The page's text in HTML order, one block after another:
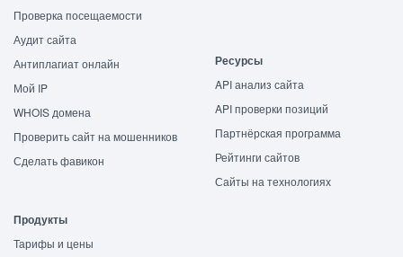
Проверка посещаемости
Аудит сайта
Антиплагиат онлайн
Мой IP
WHOIS домена
Проверить сайт на мошенников
Сделать фавикон
Ресурсы
API анализ сайта
API проверки позиций
Партнёрская программа
Рейтинги сайтов
Сайты на технологиях
Продукты
Тарифы и цены